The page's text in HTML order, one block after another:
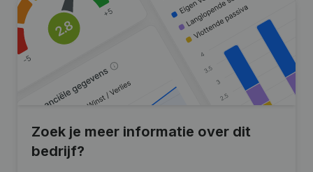
Zoek je meer informatie over dit
bedrijf?